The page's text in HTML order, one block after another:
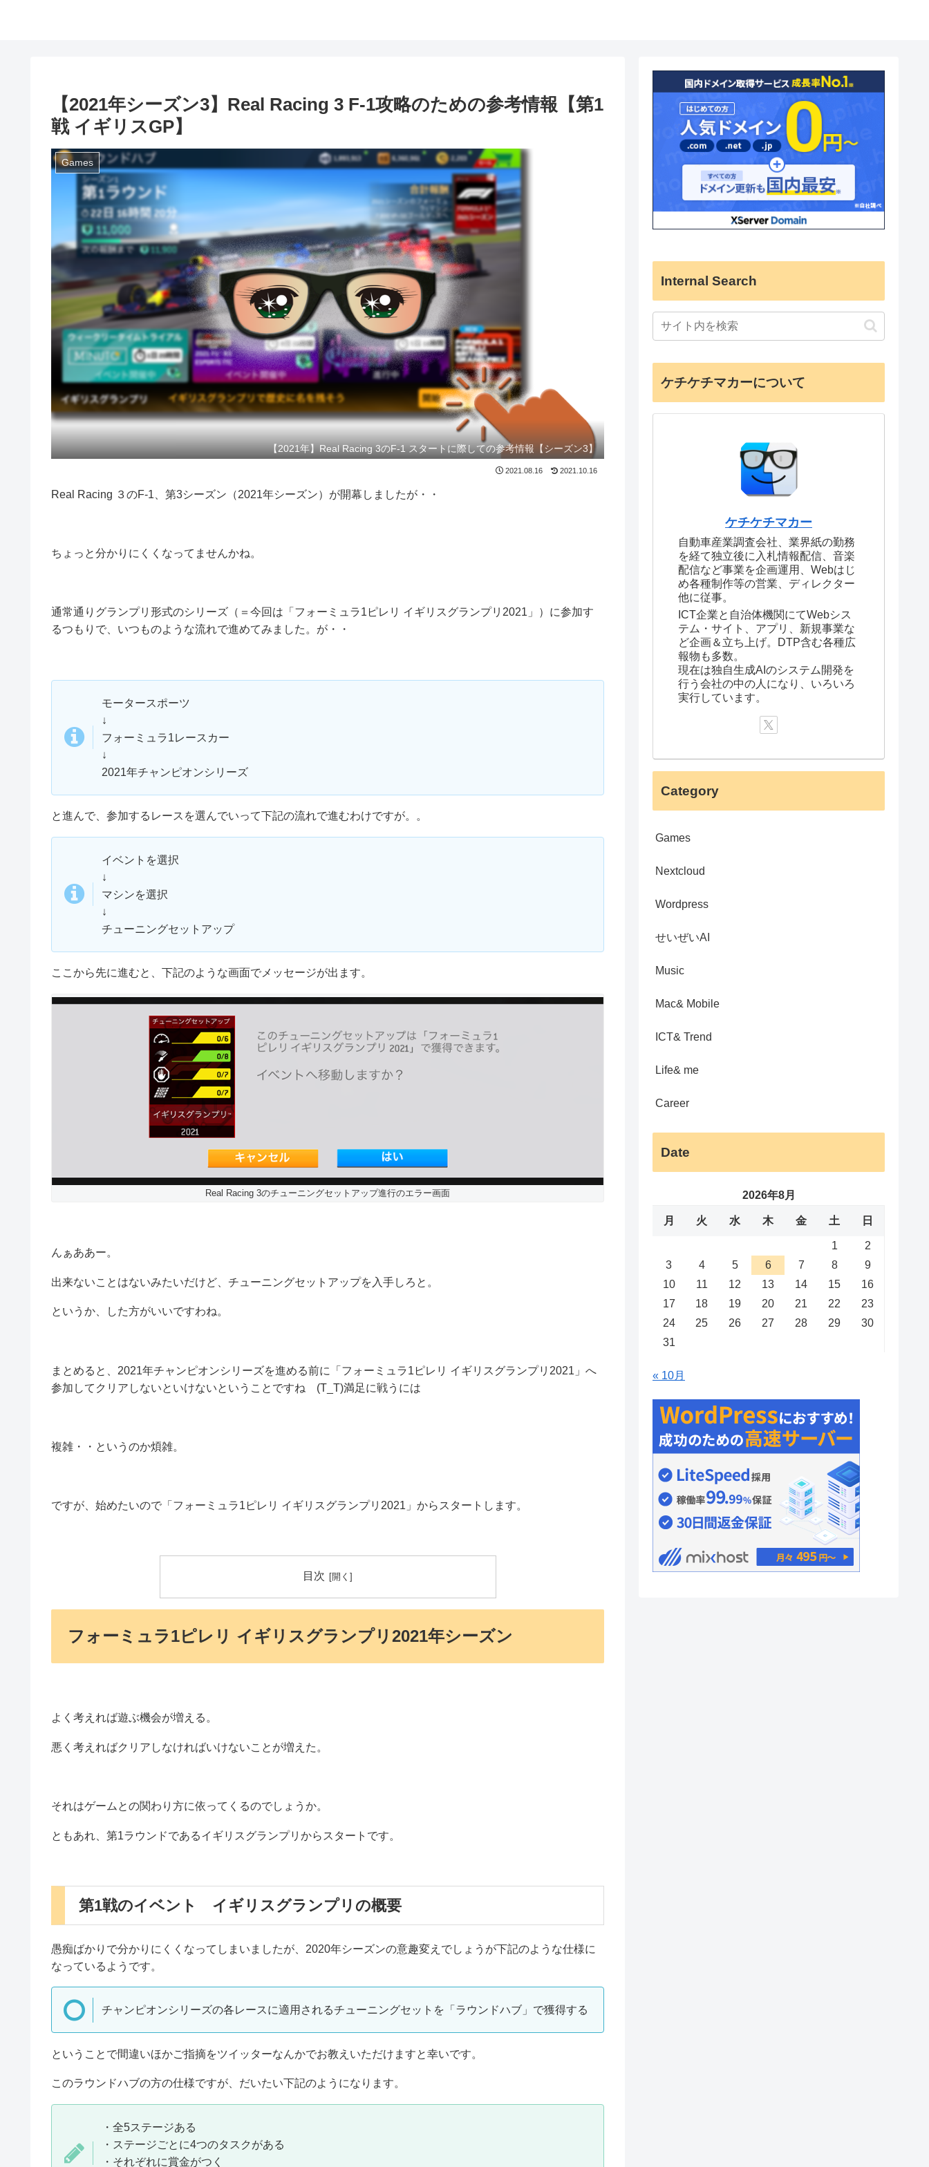
【2021年シーズン3】Real Racing 3 F-1攻略のための参考情報【第1
戦 イギリスGP】
Games
【2021年】Real Racing 3のF-1 スタートに際しての参考情報【シーズン3】
2021.08.16 2021.10.16
Real Racing ３のF-1、第3シーズン（2021年シーズン）が開幕しましたが・・
ちょっと分かりにくくなってませんかね。
通常通りグランプリ形式のシリーズ（＝今回は「フォーミュラ1ピレリ イギリスグランプリ2021」）に参加す
るつもりで、いつものような流れで進めてみました。が・・
モータースポーツ
↓
フォーミュラ1レースカー
↓
2021年チャンピオンシリーズ
と進んで、参加するレースを選んでいって下記の流れで進むわけですが。。
イベントを選択
↓
マシンを選択
↓
チューニングセットアップ
ここから先に進むと、下記のような画面でメッセージが出ます。
Real Racing 3のチューニングセットアップ進行のエラー画面
んぁああー。
出来ないことはないみたいだけど、チューニングセットアップを入手しろと。
というか、した方がいいですわね。
まとめると、2021年チャンピオンシリーズを進める前に「フォーミュラ1ピレリ イギリスグランプリ2021」へ
参加してクリアしないといけないということですね (T_T)満足に戦うには
複雑・・というのか煩雑。
ですが、始めたいので「フォーミュラ1ピレリ イギリスグランプリ2021」からスタートします。
目次
フォーミュラ1ピレリ イギリスグランプリ2021年シーズン
よく考えれば遊ぶ機会が増える。
悪く考えればクリアしなければいけないことが増えた。
それはゲームとの関わり方に依ってくるのでしょうか。
ともあれ、第1ラウンドであるイギリスグランプリからスタートです。
第1戦のイベント イギリスグランプリの概要
愚痴ばかりで分かりにくくなってしまいましたが、2020年シーズンの意趣変えでしょうが下記のような仕様に
なっているようです。
チャンピオンシリーズの各レースに適用されるチューニングセットを「ラウンドハブ」で獲得する
ということで間違いほかご指摘をツイッターなんかでお教えいただけますと幸いです。
このラウンドハブの方の仕様ですが、だいたい下記のようになります。
・全5ステージある
・ステージごとに4つのタスクがある
・それぞれに賞金がつく
Internal Search
ケチケチマカーについて
ケチケチマカー
自動車産業調査会社、業界紙の勤務
を経て独立後に入札情報配信、音楽
配信など事業を企画運用、Webはじ
め各種制作等の営業、ディレクター
他に従事。
ICT企業と自治体機関にてWebシス
テム・サイト、アプリ、新規事業な
ど企画＆立ち上げ。DTP含む各種広
報物も多数。
現在は独自生成AIのシステム開発を
行う会社の中の人になり、いろいろ
実行しています。
Category
Games
Nextcloud
Wordpress
せいぜいAI
Music
Mac& Mobile
ICT& Trend
Life& me
Career
Date
2026年8月
月 火 水 木 金 土 日
1
2
3
4 5 6 7 8
9
10
11 12 13 14 15
16
17
18 19 20 21 22
23
24
25 26 27 28 29
30
31
« 10月